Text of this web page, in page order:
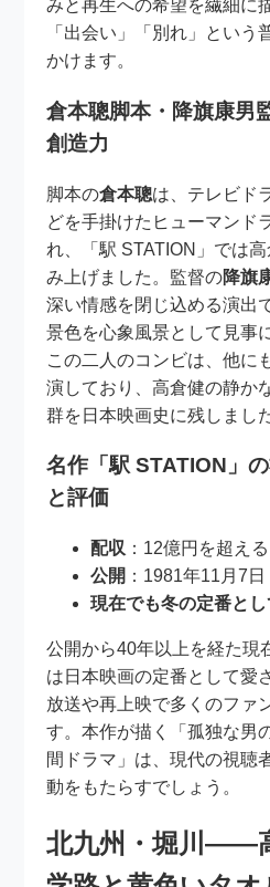
みと再生への希望を繊細に
「出会い」「別れ」という
かけます。
倉本聰脚本・降旗康
創造力
脚本の倉本聰は、テレビド
どを手掛けたヒューマンド
れ、「駅 STATION」では
み上げました。監督の降旗
深い情感を閉じ込める演出
景色を心象風景として見事
この二人のコンビは、他に
演しており、高倉健の静か
群を日本映画史に残しまし
名作「駅 STATION」
と評価
配収 ：12億円を超え
公開 ：1981年11月7日
現在でも冬の定番と
公開から40年以上を経た現
は日本映画の定番として愛
放送や再上映で多くのファ
す。本作が描く「孤独な男
間ドラマ」は、現代の視聴
動をもたらすでしょう。
北九州・堀川――